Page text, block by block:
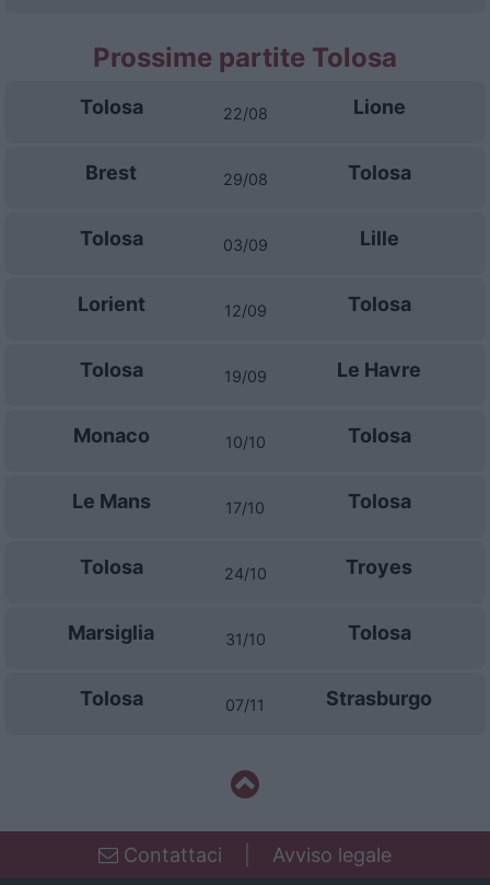
Prossime partite Tolosa
Tolosa 22/08 Lione
Brest 29/08 Tolosa
Tolosa 03/09 Lille
Lorient 12/09 Tolosa
Tolosa 19/09 Le Havre
Monaco 10/10 Tolosa
Le Mans 17/10 Tolosa
Tolosa 24/10 Troyes
Marsiglia 31/10 Tolosa
Tolosa 07/11 Strasburgo
Contattaci Avviso legale